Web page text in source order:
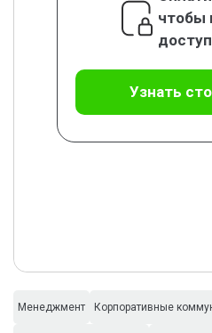
чтобы
доступ
Узнать
Менеджмент Корпоративные